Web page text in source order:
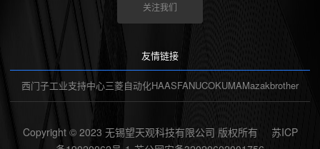
关注我们
友情链接
西门子工业支持中心三菱自动化HAASFANUCOKUMAMazakbrother
Copyright © 2023 无锡望天观科技有限公司 版权所有
苏ICP